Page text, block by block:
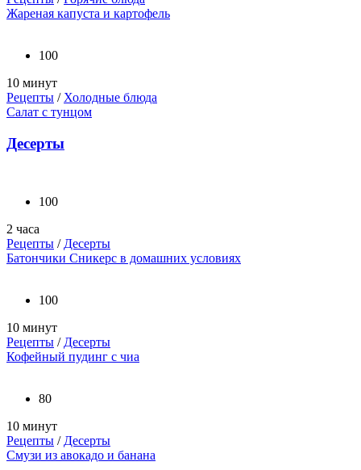
Жареная капуста и картофель
100
10 минут
Рецепты / Холодные блюда
Салат с тунцом
Десерты
100
2 часа
Рецепты / Десерты
Батончики Сникерс в домашних условиях
100
10 минут
Рецепты / Десерты
Кофейный пудинг с чиа
80
10 минут
Рецепты / Десерты
Смузи из авокадо и банана